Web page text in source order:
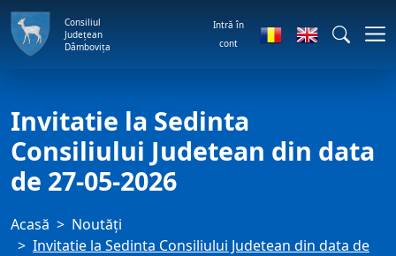
Consiliul
Județean
Dâmbovița
Intră în
cont
Invitatie la Sedinta
Consiliului Judetean din data
de 27-05-2026
Acasă
Noutăți
Invitatie la Sedinta Consiliului Judetean din data de